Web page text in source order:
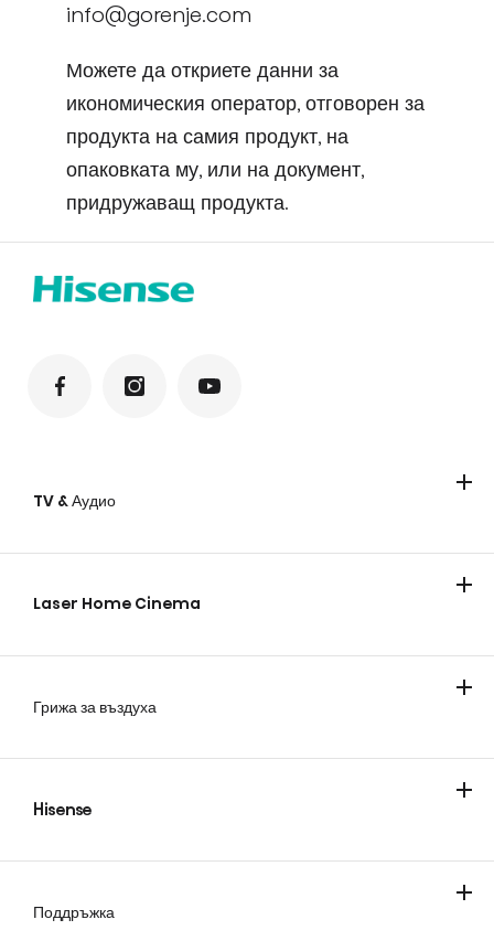
info@gorenje.com
Можете да откриете данни за
икономическия оператор, отговорен за
продукта на самия продукт, на
опаковката му, или на документ,
придружаващ продукта.
TV & Аудио
Laser Home Cinema
Грижа за въздуха
Hisense
Поддръжка